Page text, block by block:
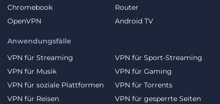
Chromebook
Router
OpenVPN
Android TV
Anwendungsfälle
VPN für Streaming
VPN für Sport-Streaming
VPN für Musik
VPN für Gaming
VPN für soziale Plattformen
VPN für Torrents
VPN für Reisen
VPN für gesperrte Seiten